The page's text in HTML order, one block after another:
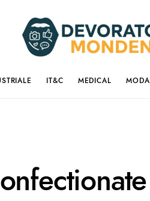
IT&C MEDICAL MODA